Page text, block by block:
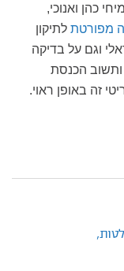
כהן ואנוכי,
מפורטת לתיקון
וגם על בדיקה
ותשוב הכנסת
זה באופן ראוי.